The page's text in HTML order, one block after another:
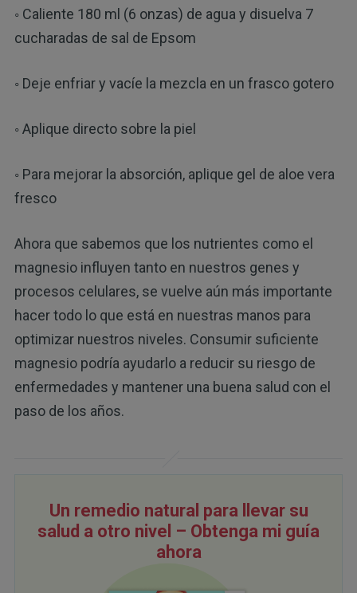
◦ Caliente 180 ml (6 onzas) de agua y disuelva 7
cucharadas de sal de Epsom
◦ Deje enfriar y vacíe la mezcla en un frasco gotero
◦ Aplique directo sobre la piel
◦ Para mejorar la absorción, aplique gel de aloe vera
fresco
Ahora que sabemos que los nutrientes como el
magnesio influyen tanto en nuestros genes y
procesos celulares, se vuelve aún más importante
hacer todo lo que está en nuestras manos para
optimizar nuestros niveles. Consumir suficiente
magnesio podría ayudarlo a reducir su riesgo de
enfermedades y mantener una buena salud con el
paso de los años.
Un remedio natural para llevar su
salud a otro nivel – Obtenga mi guía
ahora